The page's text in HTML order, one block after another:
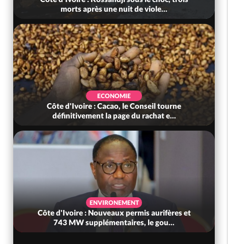
morts après une nuit de viole...
ECONOMIE
Côte d'Ivoire : Cacao, le Conseil tourne
définitivement la page du rachat e...
ENVIRONEMENT
Côte d'Ivoire : Nouveaux permis aurifères et
743 MW supplémentaires, le gou...